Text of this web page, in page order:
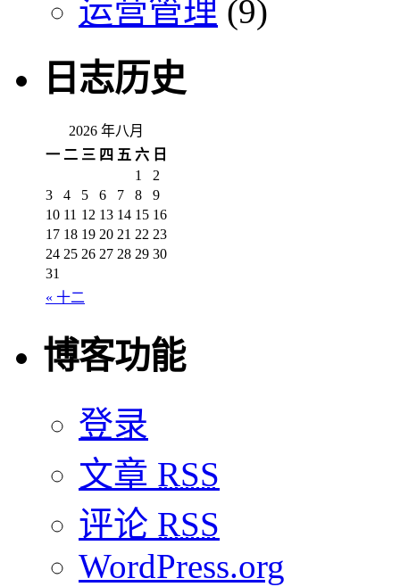
运营管理 (9)
日志历史
2026 年八月
一 二 三 四 五 六 日
« 十二
1
2
3
4 5 6 7 8
9
10 11 12 13 14 15 16
17 18 19 20 21 22 23
24 25 26 27 28 29 30
31
博客功能
登录
文章 RSS
评论 RSS
WordPress.org